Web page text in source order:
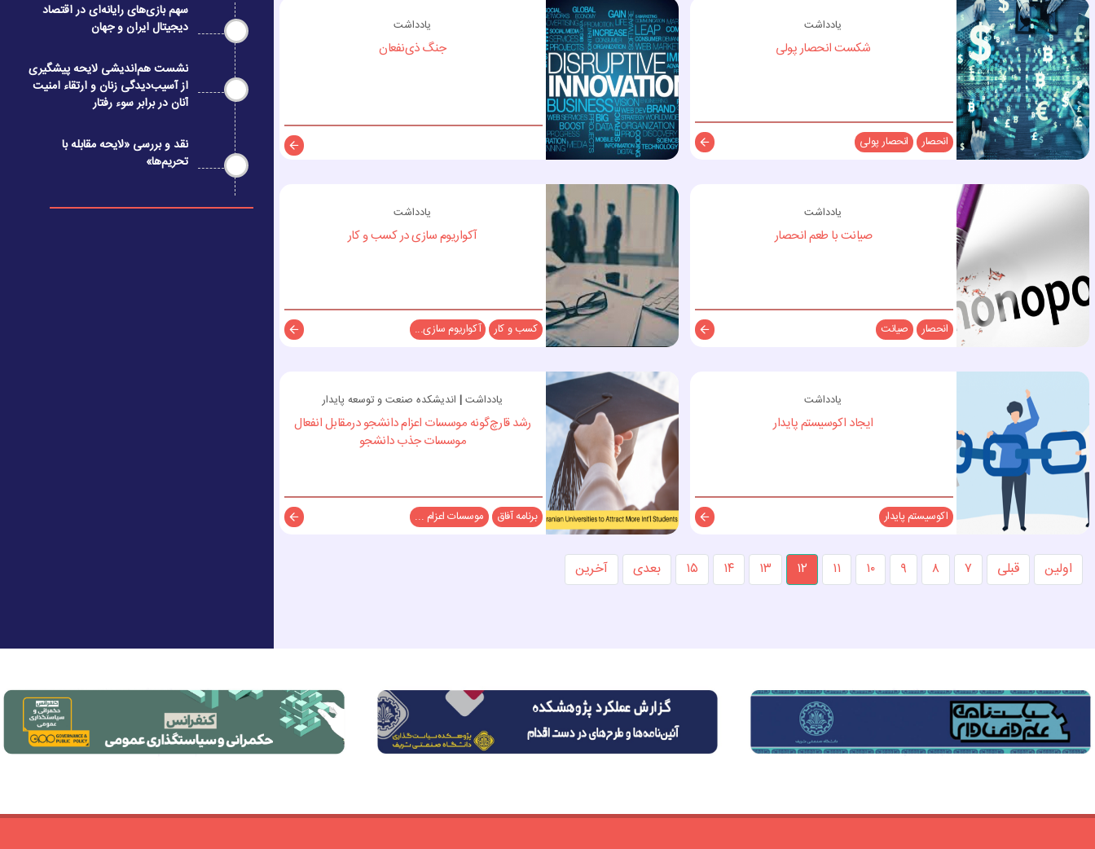
یادداشت
شکست انحصار پولی
توضیحات
انحصار انحصار پولی
یادداشت
جنگ ذی‌نفعان
یادداشت
صیانت با طعم انحصار
توضیحات
انحصار صیانت
یادداشت
آکواریوم سازی در کسب و کار
کسب و کار آکواریوم سازی...
یادداشت
ایجاد اکوسیستم پایدار
توضیحات
اکوسیستم پایدار
یادداشت| اندیشکده صنعت و توسعه پایدار
رشد قارچ‌گونه موسسات اعزام دانشجو درمقابل انفعال
موسسات جذب دانشجو
برنامه آفاق موسسات اعزام ...
اولین قبلی ۷ ۸ ۹ ۱۰ ۱۱ ۱۲ ۱۳ ۱۴ ۱۵ بعدی آخرین
سهم بازی‌های رایانه‌ای در اقتصاد
دیجیتال ایران و جهان
نشست هم‌اندیشی لایحه پیشگیری
از آسیب‌دیدگی زنان و ارتقاء امنیت
آنان در برابر سوء رفتار
نقد و بررسی «لایحه مقابله با
تحریم‌ها»